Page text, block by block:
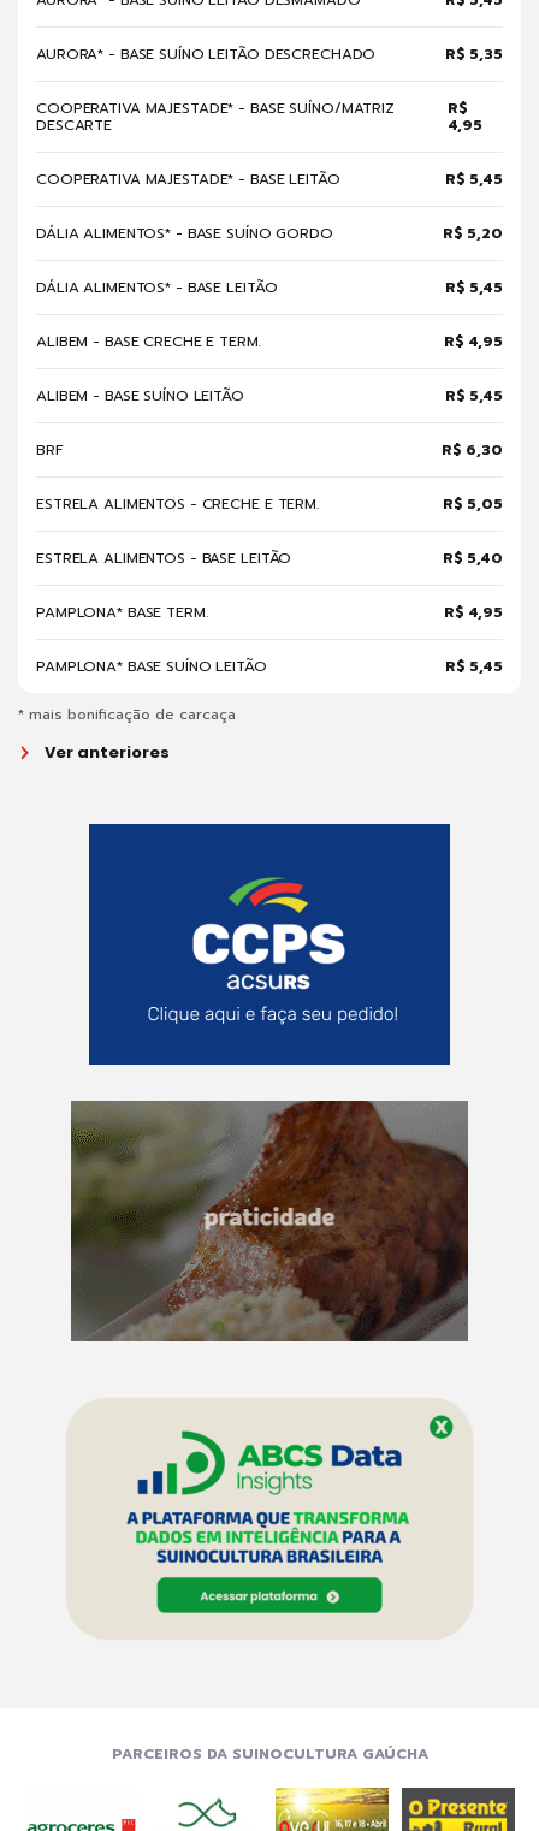
AURORA* - BASE SUÍNO LEITÃO DESCRECHADO R$ 5,35
COOPERATIVA MAJESTADE* - BASE SUÍNO/MATRIZ
DESCARTE
R$
4,95
COOPERATIVA MAJESTADE* - BASE LEITÃO R$ 5,45
DÁLIA ALIMENTOS* - BASE SUÍNO GORDO R$ 5,20
DÁLIA ALIMENTOS* - BASE LEITÃO R$ 5,45
ALIBEM - BASE CRECHE E TERM. R$ 4,95
ALIBEM - BASE SUÍNO LEITÃO R$ 5,45
BRF R$ 6,30
ESTRELA ALIMENTOS - CRECHE E TERM. R$ 5,05
ESTRELA ALIMENTOS - BASE LEITÃO R$ 5,40
PAMPLONA* BASE TERM. R$ 4,95
PAMPLONA* BASE SUÍNO LEITÃO R$ 5,45
* mais bonificação de carcaça
Ver anteriores
PARCEIROS DA SUINOCULTURA GAÚCHA